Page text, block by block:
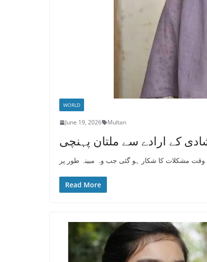
WORLD
June 19, 2026 Multan
کے ارادے سے ملتان پہنچی
Read More